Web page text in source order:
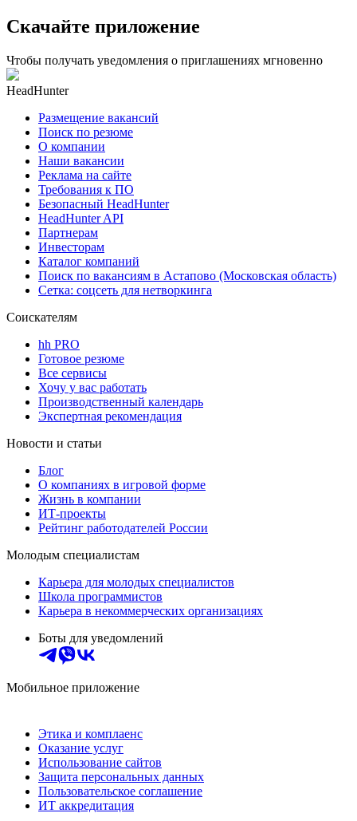
Скачайте приложение
Чтобы получать уведомления о приглашениях мгновенно
HeadHunter
Размещение вакансий
Поиск по резюме
О компании
Наши вакансии
Реклама на сайте
Требования к ПО
Безопасный HeadHunter
HeadHunter API
Партнерам
Инвесторам
Каталог компаний
Поиск по вакансиям в Астапово (Московская область)
Сетка: соцсеть для нетворкинга
Соискателям
hh PRO
Готовое резюме
Все сервисы
Хочу у вас работать
Производственный календарь
Экспертная рекомендация
Новости и статьи
Блог
О компаниях в игровой форме
Жизнь в компании
ИТ-проекты
Рейтинг работодателей России
Молодым специалистам
Карьера для молодых специалистов
Школа программистов
Карьера в некоммерческих организациях
Боты для уведомлений
Мобильное приложение
Этика и комплаенс
Оказание услуг
Использование сайтов
Защита персональных данных
Пользовательское соглашение
ИТ аккредитация